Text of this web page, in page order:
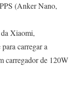
(Anker Nano,
Xiaomi,
carregar a
carregador de 120W